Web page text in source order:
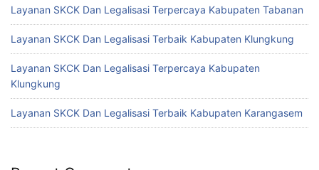
Layanan SKCK Dan Legalisasi Terpercaya Kabupaten Tabanan
Layanan SKCK Dan Legalisasi Terbaik Kabupaten Klungkung
Layanan SKCK Dan Legalisasi Terpercaya Kabupaten
Klungkung
Layanan SKCK Dan Legalisasi Terbaik Kabupaten Karangasem